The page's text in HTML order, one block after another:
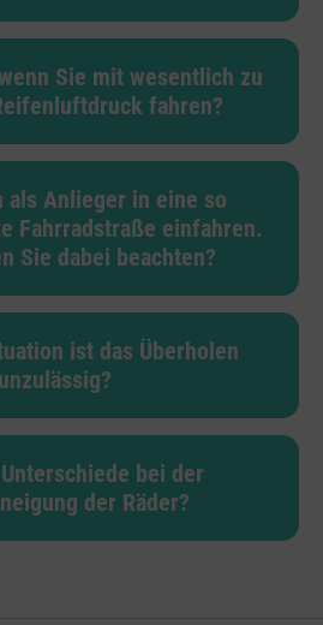
Sie mit wesentlich zu
fahren?
als Anlieger in eine so
Fahrradstraße einfahren.
Sie dabei beachten?
ist das Überholen
unzulässig?
bei der
der Räder?